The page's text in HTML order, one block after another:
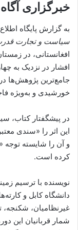
خبرگزاری آگاه
به گزارش پایگاه
سیاست و تجارت
افشار در نزدیک به
جامع‌ترین پژوهش‌ها
خورشیدی و به‌ویژه
در پیشگفتار کتاب،
این اثر را «سندی
و آن را شایسته
کرده است.
نویسنده با ترسیم
دانشگاه کابل و
غیرنظامیان، شکنجه،
شمار قربانیان این